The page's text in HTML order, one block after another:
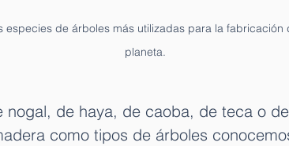
especies de árboles más utilizadas para la
planeta.
nogal, de haya, de caoba, de teca o
como tipos de árboles